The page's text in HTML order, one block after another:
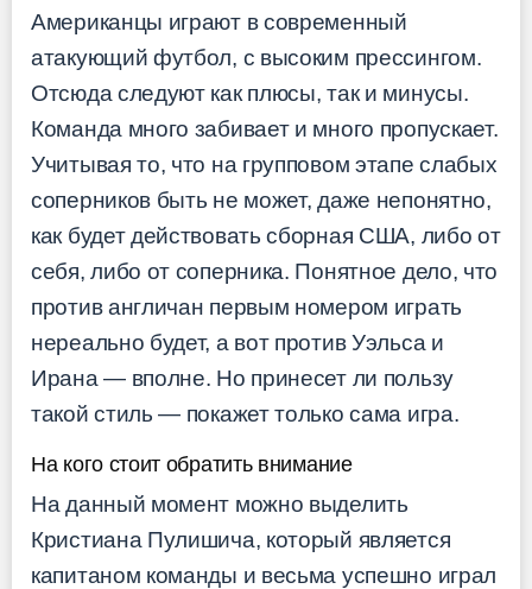
Американцы играют в современный
атакующий футбол, с высоким прессингом.
Отсюда следуют как плюсы, так и минусы.
Команда много забивает и много пропускает.
Учитывая то, что на групповом этапе слабых
соперников быть не может, даже непонятно,
как будет действовать сборная США, либо от
себя, либо от соперника. Понятное дело, что
против англичан первым номером играть
нереально будет, а вот против Уэльса и
Ирана — вполне. Но принесет ли пользу
такой стиль — покажет только сама игра.
На кого стоит обратить внимание
На данный момент можно выделить
Кристиана Пулишича, который является
капитаном команды и весьма успешно играл